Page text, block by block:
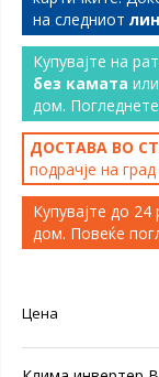
на следниот
Купувајте на
без камата или
дом.
ДОСТАВА ВО
подрачје на
Купувајте до
дом. Повеќе
Цена